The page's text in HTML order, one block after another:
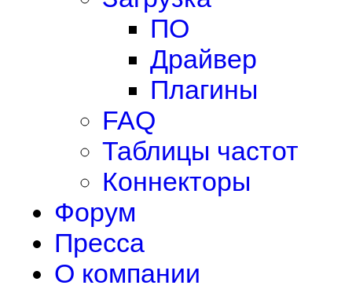
ПО
Драйвер
Плагины
FAQ
Таблицы частот
Коннекторы
Форум
Пресса
О компании